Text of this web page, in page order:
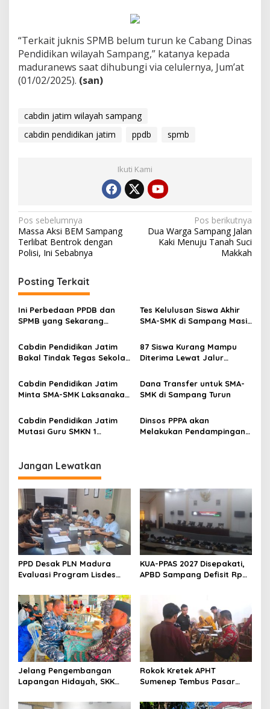
“Terkait juknis SPMB belum turun ke Cabang Dinas
Pendidikan wilayah Sampang,” katanya kepada
maduranews saat dihubungi via celulernya, Jum’at
(01/02/2025). (san)
cabdin jatim wilayah sampang
cabdin pendidikan jatim
ppdb spmb
Ikuti Kami
Navigasi
pos
Pos sebelumnya
Massa Aksi BEM Sampang
Terlibat Bentrok dengan
Polisi, Ini Sebabnya
Pos berikutnya
Dua Warga Sampang Jalan
Kaki Menuju Tanah Suci
Makkah
Posting Terkait
Ini Perbedaan PPDB dan
SPMB yang Sekarang
Pendidikan Jatim di
Sampang
Tes Kelulusan Siswa Akhir
SMA-SMK di Sampang Masih
Cabdin Pendidikan Jatim
Bakal Tindak Tegas Sekolah
Wisuda Kelulusan
87 Siswa Kurang Mampu
Diterima Lewat Jalur
di Sampang
Cabdin Pendidikan Jatim
Minta SMA-SMK Laksanakan
Dana Transfer untuk SMA-
SMK di Sampang Turun
Cabdin Pendidikan Jatim
Mutasi Guru SMKN 1
Dinsos PPPA akan
Melakukan Pendampingan
Jangan Lewatkan
PPD Desak PLN Madura
Evaluasi Program Lisdes
KUA-PPAS 2027 Disepakati,
APBD Sampang Defisit Rp
Jelang Pengembangan
Lapangan Hidayah, SKK
Perkuat Sinergi dengan
Rokok Kretek APHT
Sumenep Tembus Pasar